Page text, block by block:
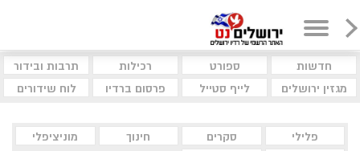
חדשות ספורט רכילות
תרבות ובידור
מגזין ירושלים
לייף סטייל פרסום ברדיו לוח שידורים
פלילי סקרים חינוך
מוניציפלי